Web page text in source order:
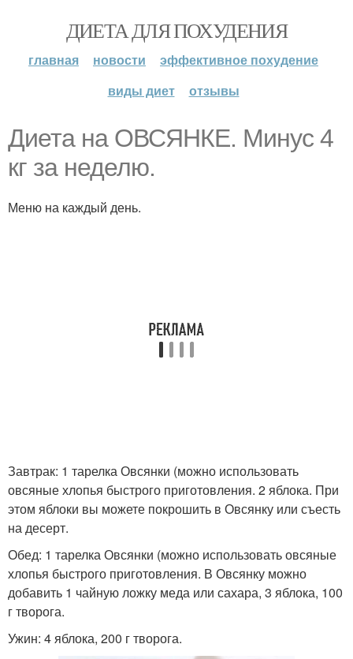
ДИЕТА ДЛЯ ПОХУДЕНИЯ
главная новости
эффективное похудение
виды диет
отзывы
Диета на ОВСЯНКЕ. Минус 4
кг за неделю.
Меню на каждый день.
Завтрак: 1 тарелка Овсянки (можно использовать
овсяные хлопья быстрого приготовления. 2 яблока. При
этом яблоки вы можете покрошить в Овсянку или съесть
на десерт.
Обед: 1 тарелка Овсянки (можно использовать овсяные
хлопья быстрого приготовления. В Овсянку можно
добавить 1 чайную ложку меда или сахара, 3 яблока, 100
г творога.
Ужин: 4 яблока, 200 г творога.